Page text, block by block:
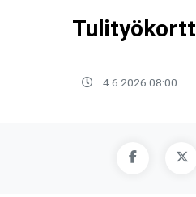
4.6.2026 08:00